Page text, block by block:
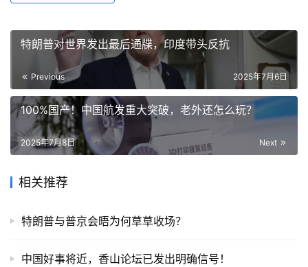
特朗普对世界发出最后通牒，印度带头反抗
Previous 2025年7月6日
100%国产！中国航发重大突破，老外还怎么玩？
Next
2025年7月8日
相关推荐
特朗普与普京会晤为何草草收场？
中国好事将近，香山论坛已发出明确信号！